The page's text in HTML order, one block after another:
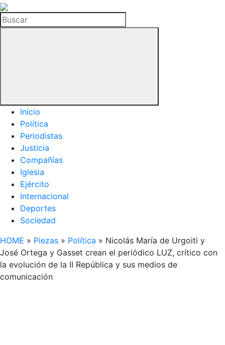
La
Hemeroteca
del
Buscar
Inicio
Política
Periodistas
Justicia
Compañías
Iglesia
Ejército
Internacional
Deportes
Sociedad
HOME » Piezas » Política » Nicolás María de Urgoiti y
José Ortega y Gasset crean el periódico LUZ, crítico con
la evolución de la II República y sus medios de
comunicación